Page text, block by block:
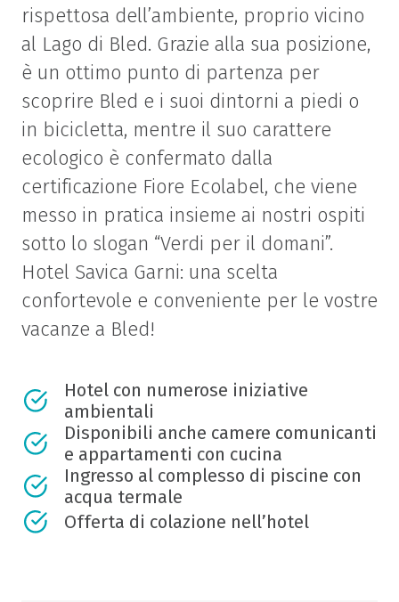
rispettosa dell’ambiente, proprio vicino
al Lago di Bled. Grazie alla sua posizione,
è un ottimo punto di partenza per
scoprire Bled e i suoi dintorni a piedi o
in bicicletta, mentre il suo carattere
ecologico è confermato dalla
certificazione Fiore Ecolabel, che viene
messo in pratica insieme ai nostri ospiti
sotto lo slogan “Verdi per il domani”.
Hotel Savica Garni: una scelta
confortevole e conveniente per le vostre
vacanze a Bled!
Hotel con numerose iniziative
ambientali
Disponibili anche camere comunicanti
e appartamenti con cucina
Ingresso al complesso di piscine con
acqua termale
Offerta di colazione nell’hotel